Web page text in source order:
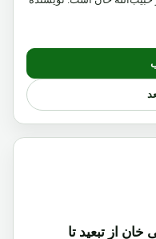
نشیب و فراز خانواده سردار یحیی خان از تبعید تا